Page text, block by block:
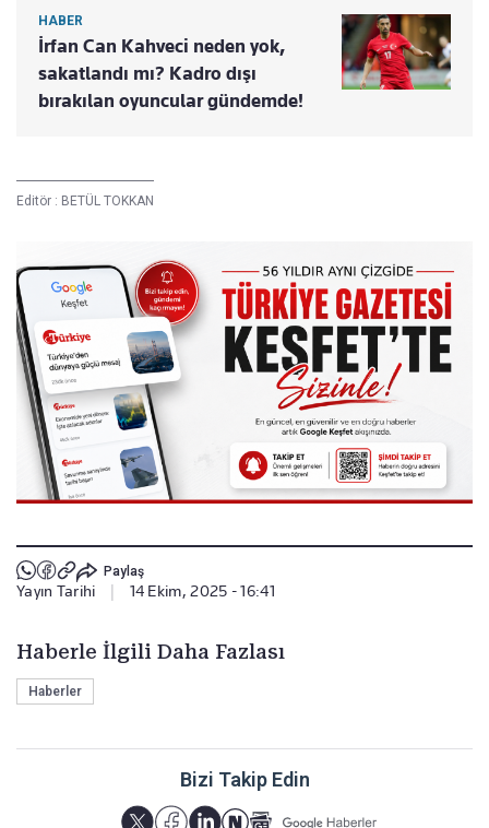
HABER
İrfan Can Kahveci neden yok,
sakatlandı mı? Kadro dışı
bırakılan oyuncular gündemde!
Editör : BETÜL TOKKAN
Paylaş
Yayın Tarihi 14 Ekim, 2025 - 16:41
Haberle İlgili Daha Fazlası
Haberler
Bizi Takip Edin